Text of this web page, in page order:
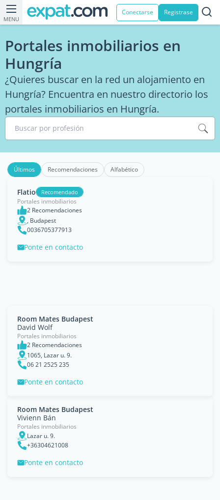
MENU
Conectarse Registrase
Portales inmobiliarios en
Hungría
¿Quieres buscar en la red un alojamiento en
Hungría? Encuentra en nuestro directorio los
portales inmobiliarios en Hungría.
Buscar por profesión
Últimos Recomendaciones Alfabético
Flatio Recomendado
Portales inmobiliarios
2 Recomendaciones
, Budapest
0036705377913
Ponte en contacto
Room Mates Budapest
David Wolf
Portales inmobiliarios
2 Recomendaciones
1065, Lazar u. 9.
06 21 2525 235
Ponte en contacto
Room Mates Budapest
Vivienn Bán
Portales inmobiliarios
Lazar u. 9.
+36304621008
Ponte en contacto